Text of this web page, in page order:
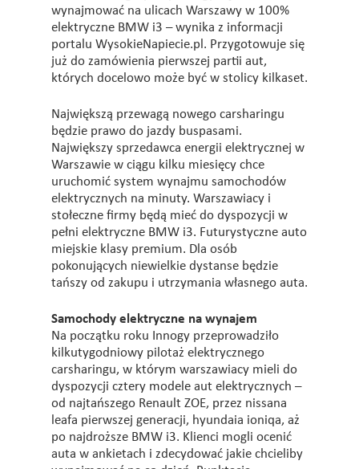
wynajmować na ulicach Warszawy w 100%
elektryczne BMW i3 – wynika z informacji
portalu WysokieNapiecie.pl. Przygotowuje się
już do zamówienia pierwszej partii aut,
których docelowo może być w stolicy kilkaset.
Największą przewagą nowego carsharingu
będzie prawo do jazdy buspasami.
Największy sprzedawca energii elektrycznej w
Warszawie w ciągu kilku miesięcy chce
uruchomić system wynajmu samochodów
elektrycznych na minuty. Warszawiacy i
stołeczne firmy będą mieć do dyspozycji w
pełni elektryczne BMW i3. Futurystyczne auto
miejskie klasy premium. Dla osób
pokonujących niewielkie dystanse będzie
tańszy od zakupu i utrzymania własnego auta.
Samochody elektryczne na wynajem
Na początku roku Innogy przeprowadziło
kilkutygodniowy pilotaż elektrycznego
carsharingu, w którym warszawiacy mieli do
dyspozycji cztery modele aut elektrycznych –
od najtańszego Renault ZOE, przez nissana
leafa pierwszej generacji, hyundaia ioniqa, aż
po najdroższe BMW i3. Klienci mogli ocenić
auta w ankietach i zdecydować jakie chcieliby